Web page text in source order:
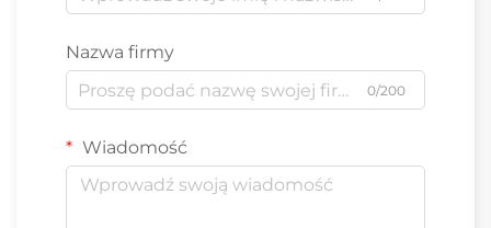
Nazwa firmy
0/200
Wiadomość